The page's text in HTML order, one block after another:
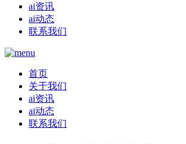
ai资讯
ai动态
联系我们
首页
关于我们
ai资讯
ai动态
联系我们